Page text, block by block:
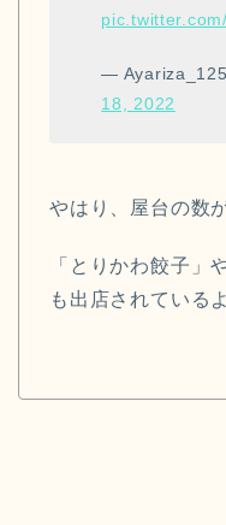
—
18, 2022
やはり、屋台の数
「とりかわ餃子」
も出店されている